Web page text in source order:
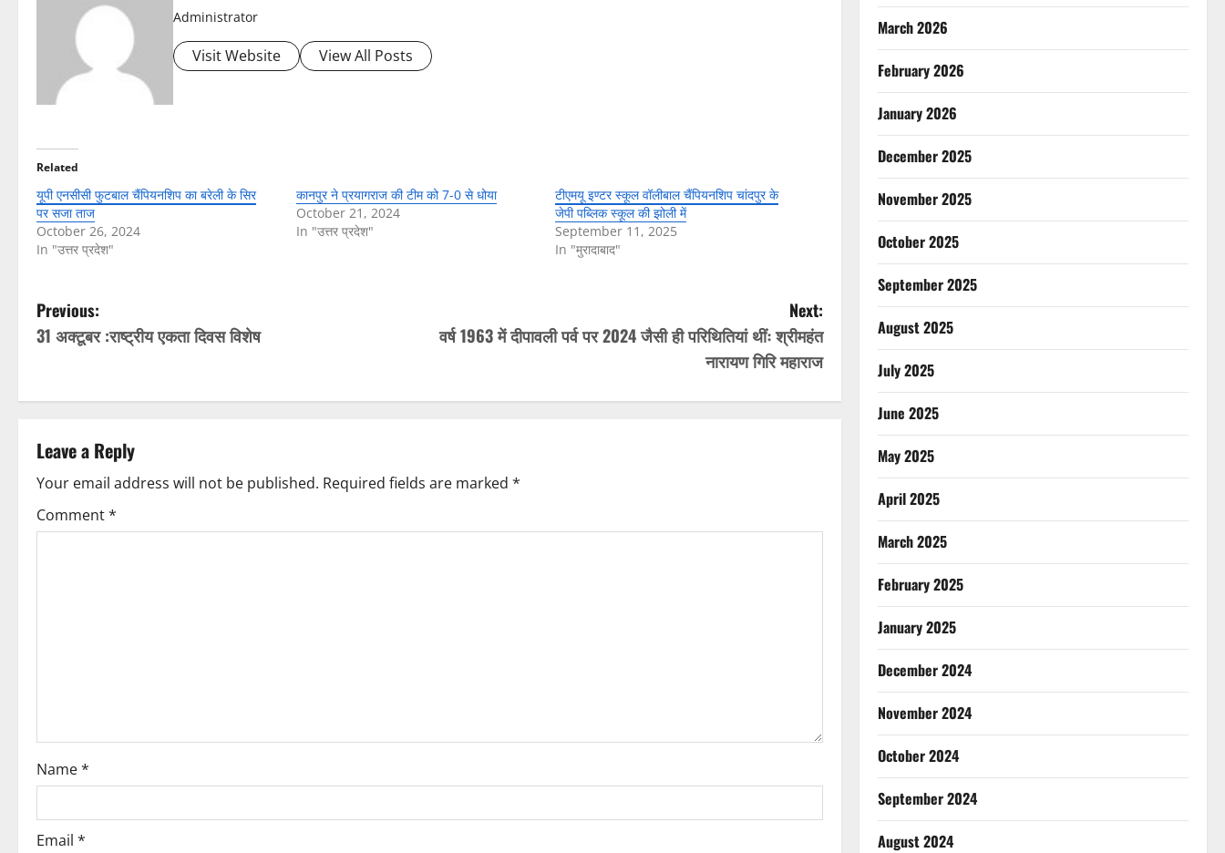
Administrator
Visit Website View All Posts
Related
यूपी एनसीसी फुटबाल चैंपियनशिप का बरेली के सिर
पर सजा ताज
October 26, 2024
In "उत्तर प्रदेश"
कानपुर ने प्रयागराज की टीम को 7-0 से धोया
October 21, 2024
In "उत्तर प्रदेश"
टीएमयू इण्टर स्कूल वॉलीबाल चैंपियनशिप चांदपुर के
जेपी पब्लिक स्कूल की झोली में
September 11, 2025
In "मुरादाबाद"
P
o
s
n
a
v
i
o
n
Previous:
31 अक्टूबर :राष्ट्रीय एकता दिवस विशेष
Next:
वर्ष 1963 में दीपावली पर्व पर 2024 जैसी ही परिथितियां थींः श्रीमहंत
नारायण गिरि महाराज
Leave a Reply
Your email address will not be published. Required fields are marked *
Comment*
Name*
Email *
March 2026
February 2026
January 2026
December 2025
November 2025
October 2025
September 2025
August 2025
July 2025
June 2025
May 2025
April 2025
March 2025
February 2025
January 2025
December 2024
November 2024
October 2024
September 2024
August 2024